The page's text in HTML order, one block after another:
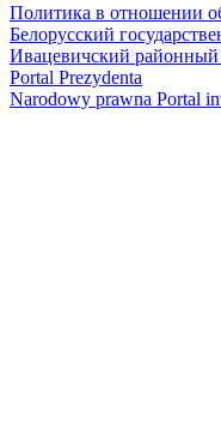
Политика в отношении
Белорусский
Ивацевичский
Portal Prezydenta
Narodowy prawna Portal